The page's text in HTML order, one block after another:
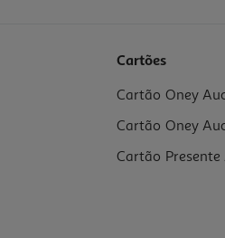
Cartões
Cartão Oney
Cartão Oney
Cartão Presente